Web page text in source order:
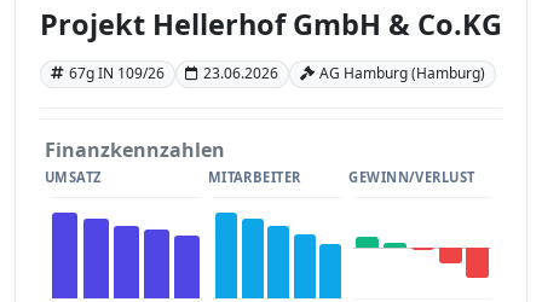
Projekt Hellerhof GmbH & Co.KG
67g IN 109/26 23.06.2026 AG Hamburg (Hamburg)
Finanzkennzahlen
UMSATZ MITARBEITER GEWINN/VERLUST